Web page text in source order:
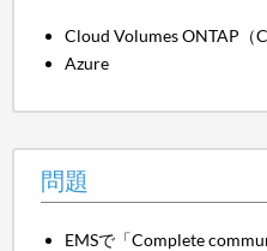
Cloud Volumes ONTAP（
Azure
問題
EMSで「Complete